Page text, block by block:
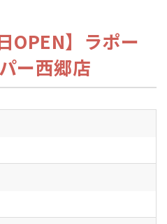
OPEN】ラポー
ー西郷店